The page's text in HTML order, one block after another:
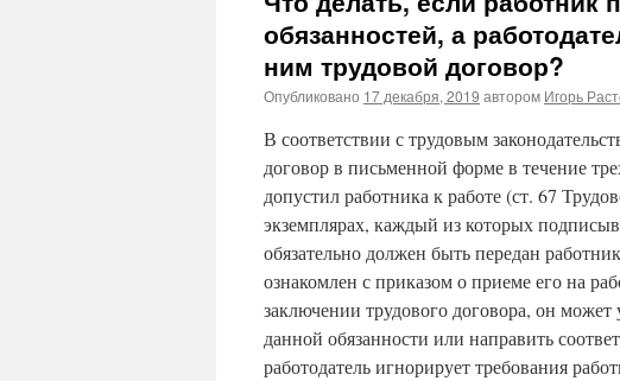
обязанностей, а
ним трудовой договор?
Опубликовано 17 декабря, 2019 автором Игорь
В соответствии с трудовым
договор в письменной форме в течение
допустил работника к работе (ст. 67
экземплярах, каждый из которых
обязательно должен быть передан
ознакомлен с приказом о приеме его на
заключении трудового договора, он может
данной обязанности или направить
работодатель игнорирует требования